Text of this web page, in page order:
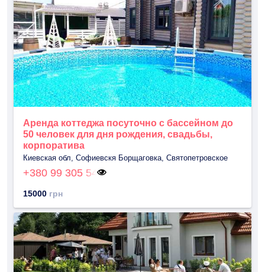
Аренда коттеджа посуточно с бассейном до
50 человек для дня рождения, свадьбы,
корпоратива
Киевская обл, Софиевскя Борщаговка, Святопетровское
+380 99 305 54
15000 грн